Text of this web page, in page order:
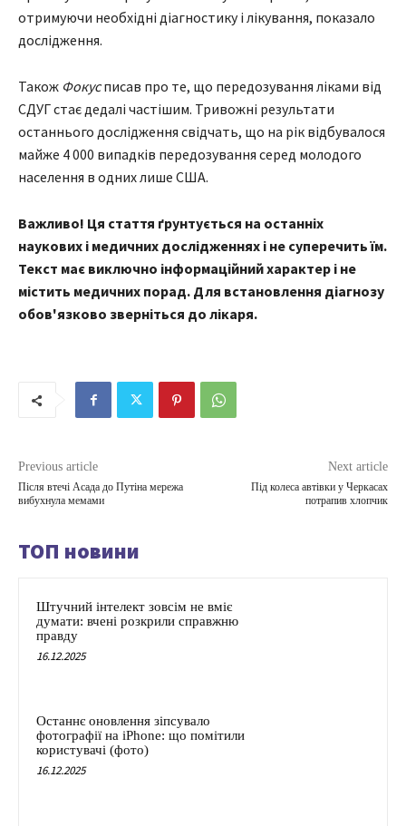
отримуючи необхідні діагностику і лікування, показало
дослідження.
Також Фокусписав про те, що передозування ліками від
СДУГ стає дедалі частішим. Тривожні результати
останнього дослідження свідчать, що на рік відбувалося
майже 4 000 випадків передозування серед молодого
населення в одних лише США.
Важливо! Ця стаття ґрунтується на останніх
наукових і медичних дослідженнях і не суперечить їм.
Текст має виключно інформаційний характер і не
містить медичних порад. Для встановлення діагнозу
обов'язково зверніться до лікаря.
Previous article
Після втечі Асада до Путіна мережа
вибухнула мемами
Next article
Під колеса автівки у Черкасах
потрапив хлопчик
ТОП новини
Штучний інтелект зовсім не вміє
думати: вчені розкрили справжню
правду
16.12.2025
Останнє оновлення зіпсувало
фотографії на iPhone: що помітили
користувачі (фото)
16.12.2025